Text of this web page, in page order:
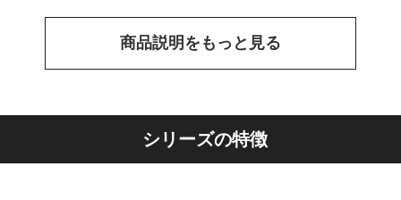
商品説明をもっと見る
シリーズの特徴